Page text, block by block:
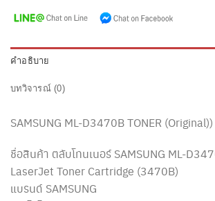
คำอธิบาย
บทวิจารณ์ (0)
SAMSUNG ML-D3470B TONER (Original))
ชื่อสินค้า ตลับโทนเนอร์ SAMSUNG ML-
LaserJet Toner Cartridge (3470B)
แบรนด์ SAMSUNG